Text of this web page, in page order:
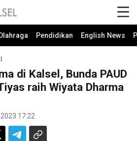
Pendidikan English News
di Kalsel, Bunda PAUD
raih Wiyata Dharma
17:22